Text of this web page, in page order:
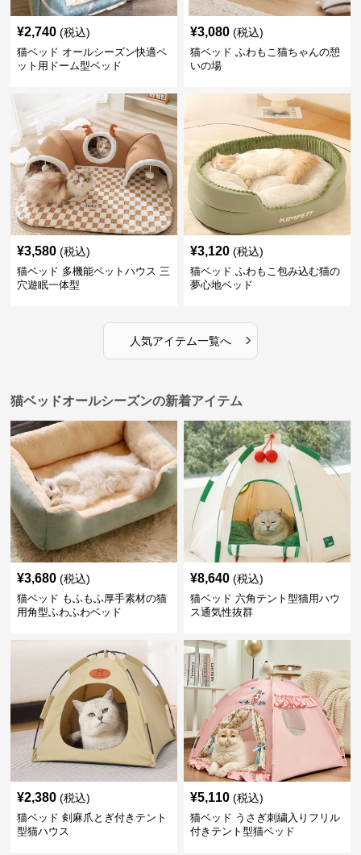
¥2,740 (税込)
猫ベッド オールシーズン快適ペ
ット用ドーム型ベッド
¥3,080 (税込)
猫ベッド ふわもこ猫ちゃんの憩
いの場
¥3,580 (税込)
猫ベッド 多機能ペットハウス 三
穴遊眠一体型
¥3,120 (税込)
猫ベッド ふわもこ包み込む猫の
夢心地ベッド
人気アイテム一覧へ ›
猫ベッドオールシーズンの新着アイテム
¥3,680 (税込)
猫ベッド もふもふ厚手素材の猫
用角型ふわふわベッド
¥8,640 (税込)
猫ベッド 六角テント型猫用ハウ
ス通気性抜群
¥2,380 (税込)
猫ベッド 剣麻爪とぎ付きテント
型猫ハウス
¥5,110 (税込)
猫ベッド うさぎ刺繍入りフリル
付きテント型猫ベッド